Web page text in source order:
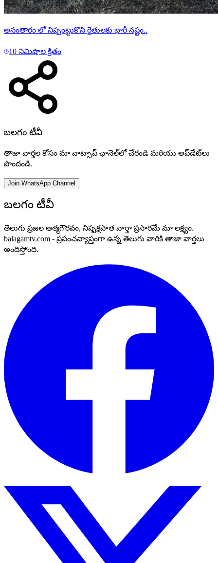
అనంతారం లో నిప్పంట్టుకొని రైతులకు భారీ నష్టం..
10 నిమిషాల క్రితం
బలగం టీవీ
తాజా వార్తల కోసం మా వాట్సాప్ ఛానెల్‌లో చేరండి మరియు అప్‌డేట్‌లు
పొందండి.
Join WhatsApp Channel
బలగం టీవీ
తెలుగు ప్రజల ఆత్మగౌరవం, నిష్పక్షపాత వార్తా ప్రసారమే మా లక్ష్యం.
balagamtv.com - ప్రపంచవ్యాప్తంగా ఉన్న తెలుగు వారికి తాజా వార్తలు
అందిస్తోంది.